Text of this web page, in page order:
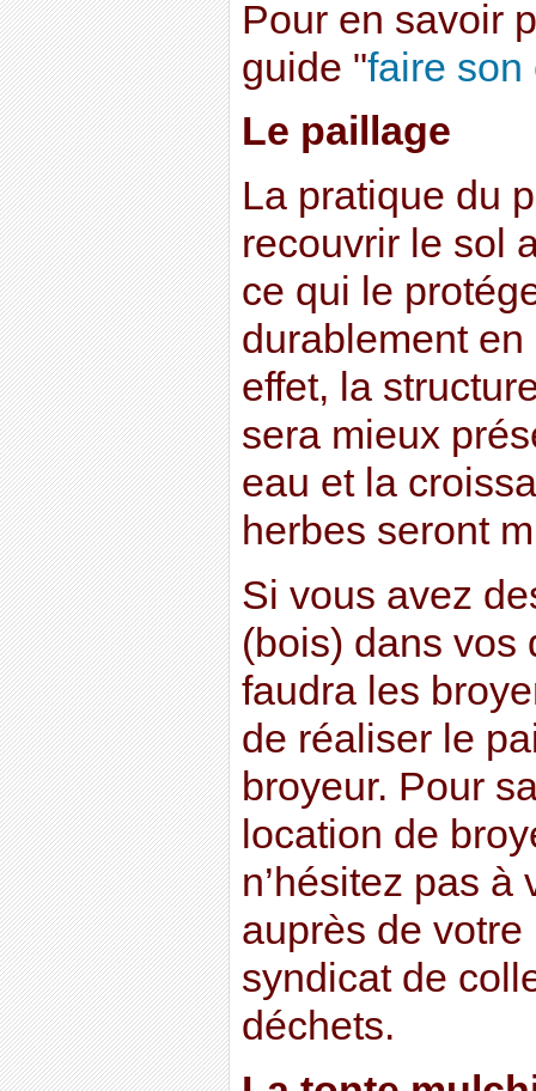
Pour en savoir
guide "faire son
Le paillage
La pratique du
recouvrir le sol
ce qui le
durablement
effet, la
sera mieux
eau et la
herbes seront
Si vous avez
(bois) dans vos
faudra les
de réaliser le
broyeur. Pour
location de
n’hésitez pas à
auprès de
syndicat de
déchets.